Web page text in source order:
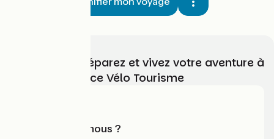
Choisissez, préparez et vivez votre aventure à
vélo avec France Vélo Tourisme
Qui sommes-nous ?